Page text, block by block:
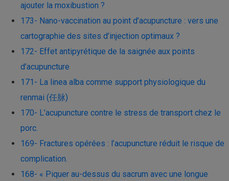
ajouter la moxibustion ?
173- Nano-vaccination au point d’acupuncture : vers une
cartographie des sites d’injection optimaux ?
172- Effet antipyrétique de la saignée aux points
d’acupuncture
171- La linea alba comme support physiologique du
renmai (任脉)
170- L’acupuncture contre le stress de transport chez le
porc.
169- Fractures opérées : l’acupuncture réduit le risque de
complication.
168- « Piquer au-dessus du sacrum avec une longue